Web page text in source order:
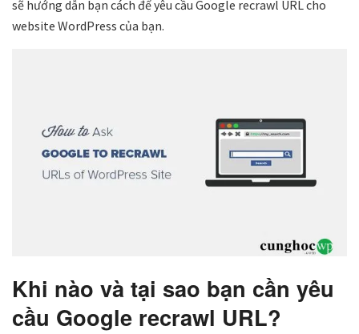
sẽ hướng dẫn bạn cách để yêu cầu Google recrawl URL cho
website WordPress của bạn.
Khi nào và tại sao bạn cần yêu
cầu Google recrawl URL?